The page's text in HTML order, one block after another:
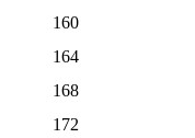
160
164
168
172